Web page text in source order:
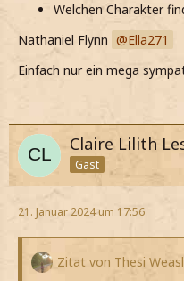
Welchen Charakter
Nathaniel Flynn
Ella271
Einfach nur ein mega
Claire Lilith
Gast
21. Januar 2024 um 17:56
Zitat von Thesi